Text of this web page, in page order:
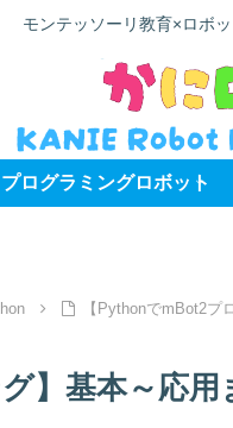
モンテッソーリ教育×ロボ
プログラミングロボット
【PythonでmBot2プ
】基本～応用